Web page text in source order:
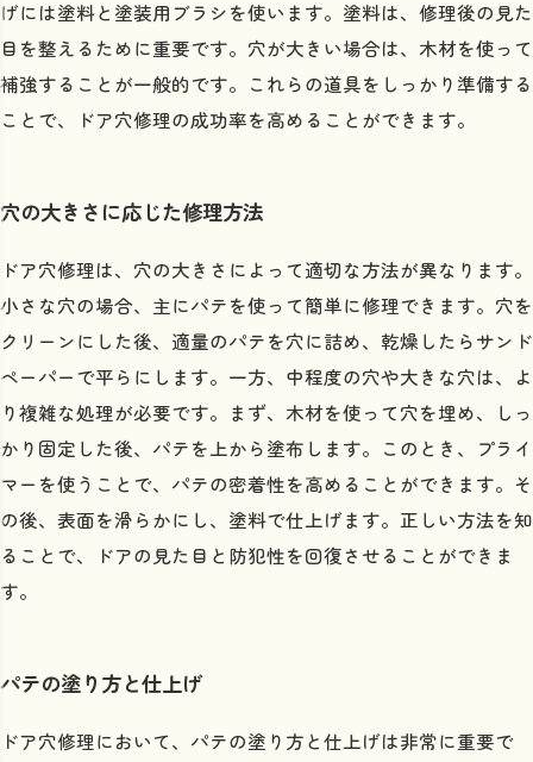
げには塗料と塗装用ブラシを使います。塗料は、修理後の見た
目を整えるために重要です。穴が大きい場合は、木材を使って
補強することが一般的です。これらの道具をしっかり準備する
ことで、ドア穴修理の成功率を高めることができます。
穴の大きさに応じた修理方法
ドア穴修理は、穴の大きさによって適切な方法が異なります。
小さな穴の場合、主にパテを使って簡単に修理できます。穴を
クリーンにした後、適量のパテを穴に詰め、乾燥したらサンド
ペーパーで平らにします。一方、中程度の穴や大きな穴は、よ
り複雑な処理が必要です。まず、木材を使って穴を埋め、しっ
かり固定した後、パテを上から塗布します。このとき、プライ
マーを使うことで、パテの密着性を高めることができます。そ
の後、表面を滑らかにし、塗料で仕上げます。正しい方法を知
ることで、ドアの見た目と防犯性を回復させることができま
す。
パテの塗り方と仕上げ
ドア穴修理において、パテの塗り方と仕上げは非常に重要で